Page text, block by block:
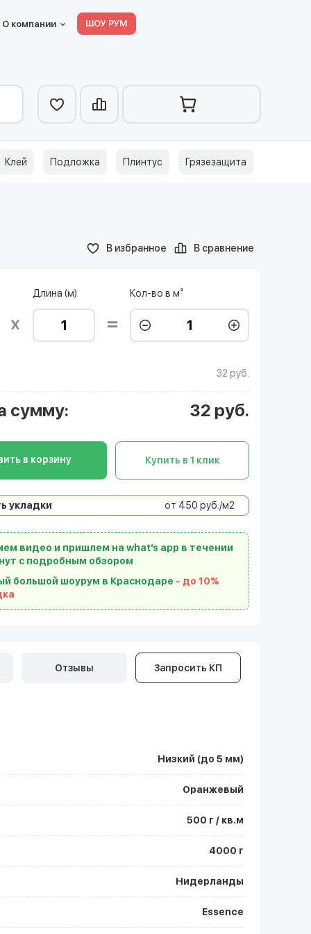
О компании ШОУ РУМ
Клей Подложка Плинтус Грязезащита
В избранное В сравнение
Длина (м) Кол-во в м²
32 руб.
сумму: 32 руб.
в корзину Купить в 1 клик
укладки от 450 руб./м2
видео и пришлем на what’s app в течении
с подробным обзором
большой шоурум в Краснодаре - до 10%
Отзывы Запросить КП
Низкий (до 5 мм)
Оранжевый
500 г / кв.м
4000 г
Нидерланды
Essence